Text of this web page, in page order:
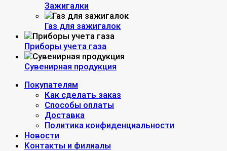
Зажигалки
Газ для зажигалок
Приборы учета газа
Сувенирная продукция
Покупателям
Как сделать заказ
Способы оплаты
Доставка
Политика конфиденциальности
Новости
Контакты и филиалы